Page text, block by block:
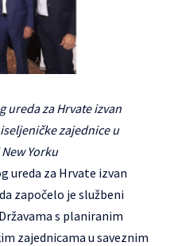
ureda za Hrvate izvan
zajednice u
Yorku
ureda za Hrvate izvan
započelo je službeni
s planiranim
zajednicama u saveznim